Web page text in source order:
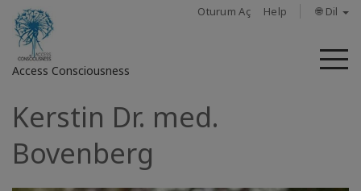
Oturum Aç Help 🌐 Dil
Access Consciousness
Hesabınızda
açın
Kerstin Dr. med.
Bovenberg